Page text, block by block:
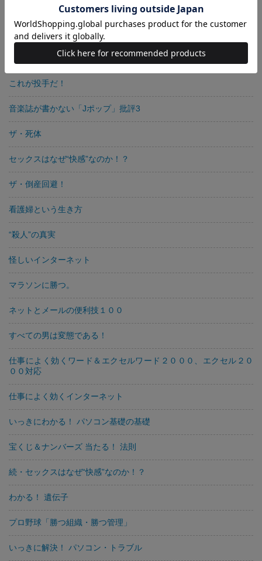
ホームページ繁盛の法則
この文庫がすごい！ ２０００年版
決定版ガイド この文庫がすごい！
これが投手だ！
音楽誌が書かない「Jポップ」批評3
ザ・死体
セックスはなぜ“快感”なのか！？
ザ・倒産回避！
看護婦という生き方
“殺人”の真実
怪しいインターネット
マラソンに勝つ。
ネットとメールの便利技１００
すべての男は変態である！
仕事によく効くワード＆エクセルワード２０００、エクセル２０
００対応
仕事によく効くインターネット
いっきにわかる！ パソコン基礎の基礎
宝くじ＆ナンバーズ 当たる！ 法則
続・セックスはなぜ“快感”なのか！？
わかる！ 遺伝子
プロ野球「勝つ組織・勝つ管理」
いっきに解決！ パソコン・トラブル